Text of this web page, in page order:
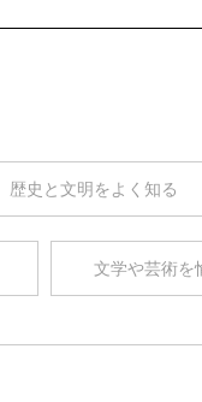
歴史と文明をよく知る
文学や芸術を